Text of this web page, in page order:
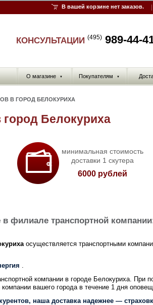
В вашей корзине нет заказов.
КОНСУЛЬТАЦИИ (495) 989-44-
О магазине ▼ Покупателям ▼
В ГОРОД БЕЛОКУРИХА
город Белокуриха
минимальная стоимость
доставки 1 скутера
6000 рублей
филиале транспортной
осуществляется транспортными
.
компании в городе Белокуриха. При
компании вашего города в течение 1 дня
наша доставка надежнее —